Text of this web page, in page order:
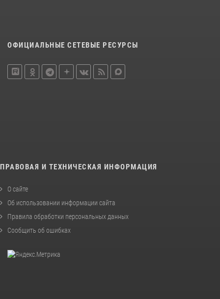
ОФИЦИАЛЬНЫЕ СЕТЕВЫЕ РЕСУРСЫ
ПРАВОВАЯ И ТЕХНИЧЕСКАЯ ИНФОРМАЦИЯ
О сайте
Об использовании информации сайта
Правила обработки персональных данных
Сообщить об ошибках